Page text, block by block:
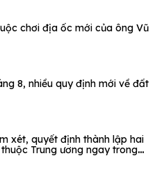
chơi địa ốc mới của ông Vũ
8, nhiều quy định mới về đất
xét, quyết định thành lập hai
Trung ương ngay trong